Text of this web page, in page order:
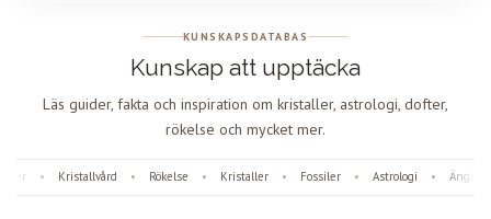
KUNSKAPSDATABAS
Kunskap att upptäcka
Läs guider, fakta och inspiration om kristaller, astrologi, dofter,
rökelse och mycket mer.
• Kristallvård Rökelse Kristaller • Fossiler • Astrologi